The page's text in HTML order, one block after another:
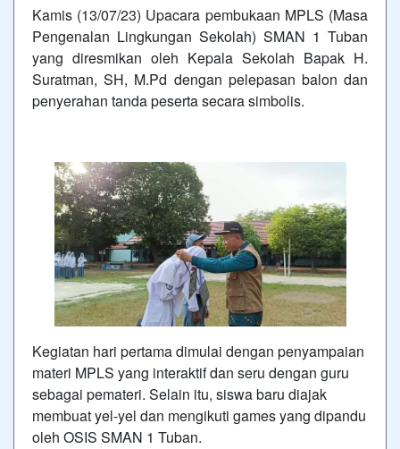
Kamis (13/07/23) Upacara pembukaan MPLS (Masa
Pengenalan Lingkungan Sekolah) SMAN 1 Tuban
yang diresmikan oleh Kepala Sekolah Bapak H.
Suratman, SH, M.Pd dengan pelepasan balon dan
penyerahan tanda peserta secara simbolis.
Kegiatan hari pertama dimulai dengan penyampaian
materi MPLS yang interaktif dan seru dengan guru
sebagai pemateri. Selain itu, siswa baru diajak
membuat yel-yel dan mengikuti games yang dipandu
oleh OSIS SMAN 1 Tuban.